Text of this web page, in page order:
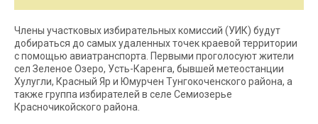
Члены участковых избирательных комиссий (УИК) будут
добираться до самых удаленных точек краевой территории
с помощью авиатранспорта. Первыми проголосуют жители
сел Зеленое Озеро, Усть-Каренга, бывшей метеостанции
Хулугли, Красный Яр и Юмурчен Тунгокоченского района, а
также группа избирателей в селе Семиозерье
Красночикойского района.